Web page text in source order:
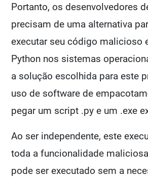
Portanto, os desenvolvedores
precisam de uma alternativa
executar seu código malicioso
Python nos sistemas
a solução escolhida para este
uso de software de
pegar um script .py e um .exe
Ao ser independente, este
toda a funcionalidade
pode ser executado sem a